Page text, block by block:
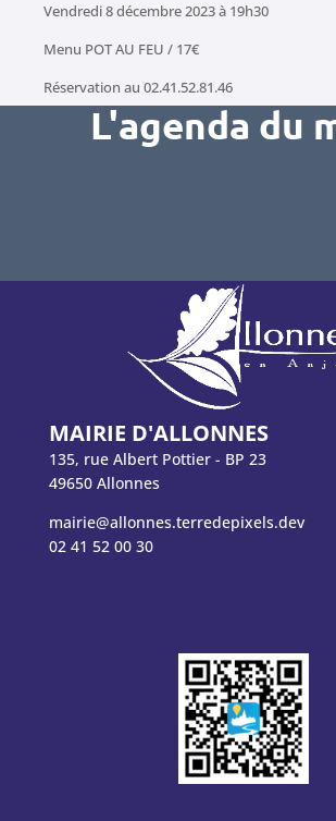
Vendredi 8 décembre 2023 à 19h30
Menu POT AU FEU / 17€
Réservation au 02.41.52.81.46
L'agenda du
MAIRIE D'ALLONNES
135, rue Albert Pottier - BP 23
49650 Allonnes
mairie@allonnes.terredepixels.dev
02 41 52 00 30